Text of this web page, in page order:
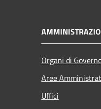
Organi di
Aree
Uffici